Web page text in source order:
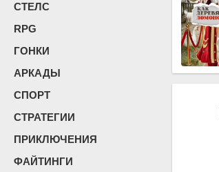
СТЕЛС
RPG
ГОНКИ
АРКАДЫ
СПОРТ
СТРАТЕГИИ
ПРИКЛЮЧЕНИЯ
ФАЙТИНГИ